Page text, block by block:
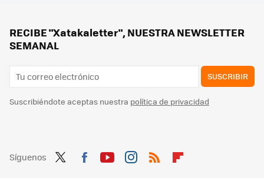
RECIBE "Xatakaletter", NUESTRA NEWSLETTER
SEMANAL
SUSCRIBIR
Suscribiéndote aceptas nuestra política de privacidad
Síguenos